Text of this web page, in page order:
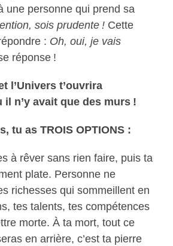
une personne qui prend sa
sois prudente ! Cette
: Oh, oui, je vais
réponse !
l’Univers t’ouvrira
il n’y avait que des murs !
tu as TROIS OPTIONS :
à rêver sans rien faire, puis ta
plate. Personne ne
richesses qui sommeillent en
tes talents, tes compétences
morte. À ta mort, tout ce
en arrière, c’est ta pierre